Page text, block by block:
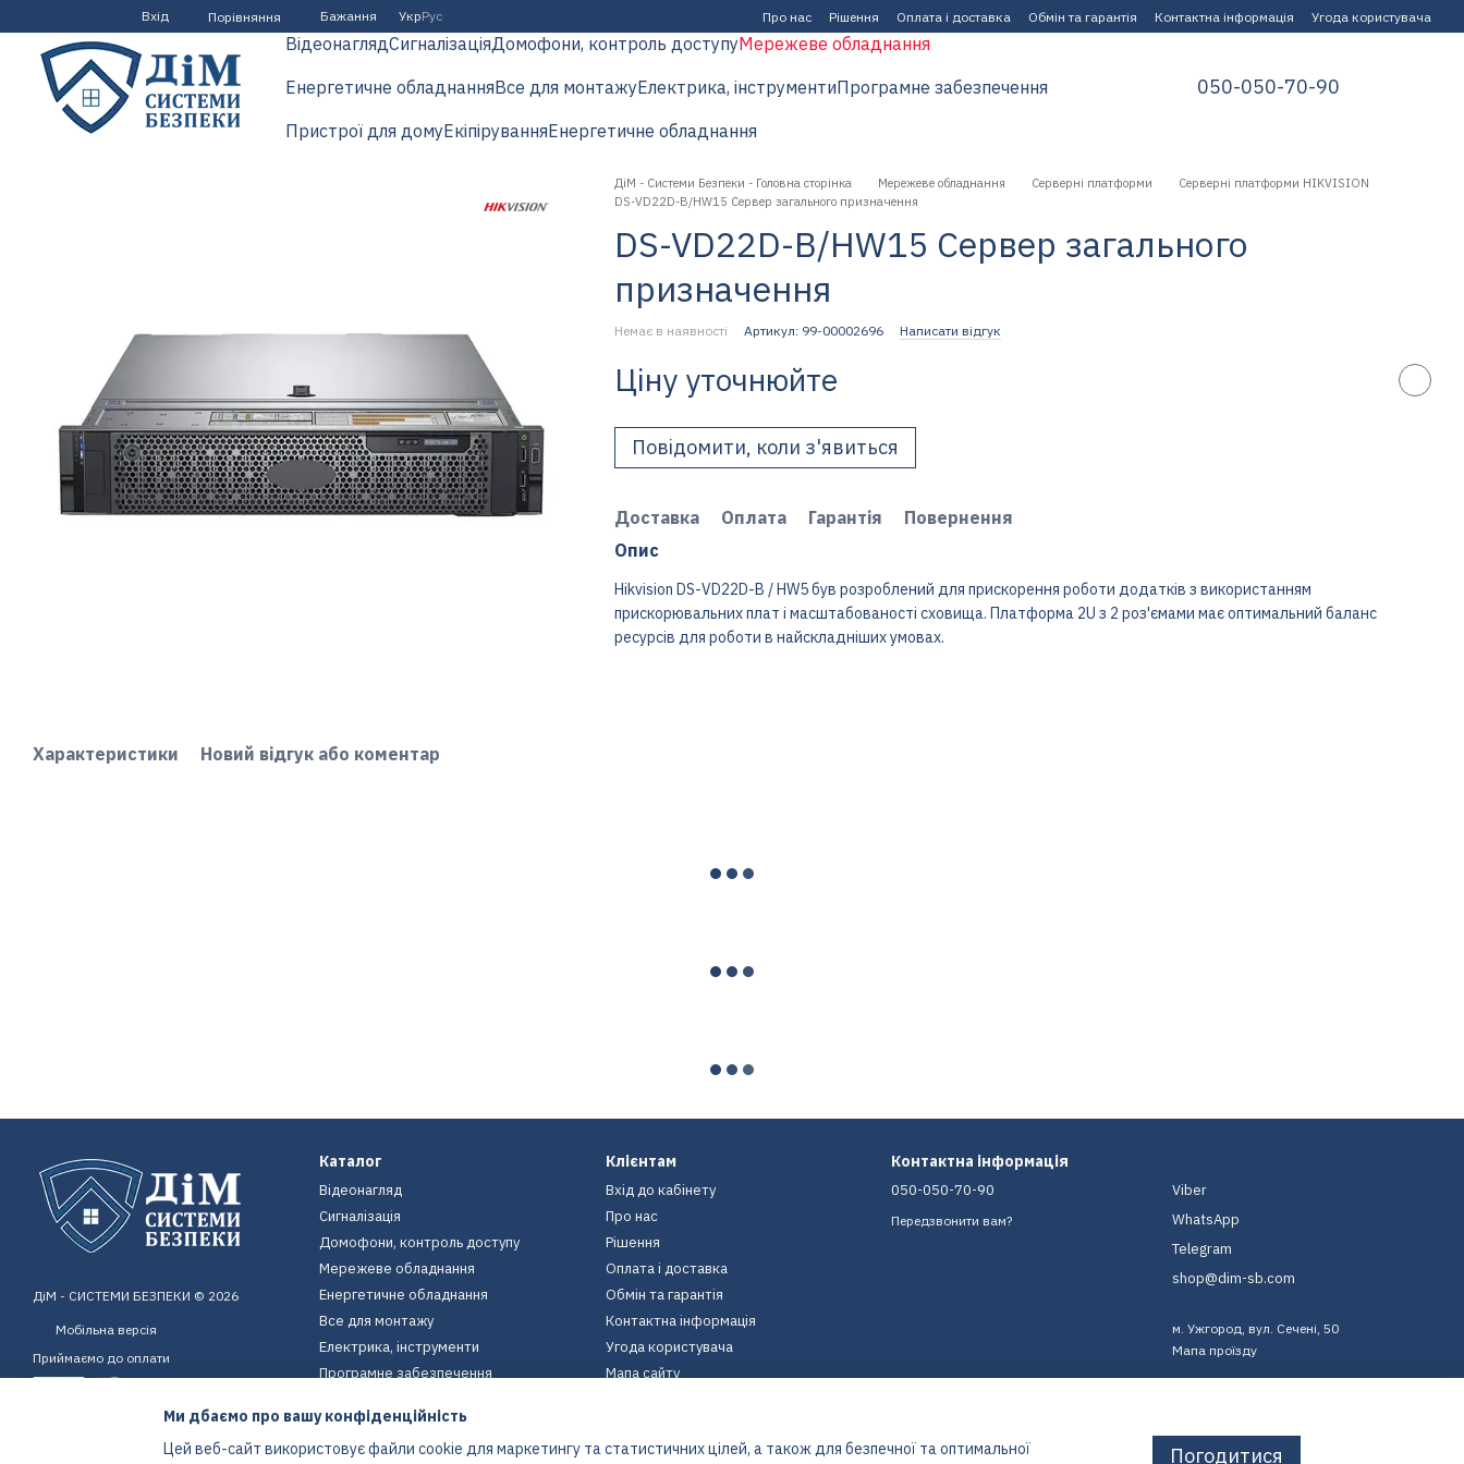
Перейти до основного контенту
Вхід Порівняння Бажання УкрРус Про нас Рішення Оплата і доставка Обмін та гарантія Контактна інформація Угода користувача
ВідеонаглядСигналізаціяДомофони, контроль доступуМережеве обладнання
Енергетичне обладнанняВсе для монтажуЕлектрика, інструментиПрограмне забезпечення
Пристрої для домуЕкіпіруванняЕнергетичне обладнання
050-050-70-90
Характеристики Новий відгук або коментар
ДіМ - Системи Безпеки - Головна сторінка Мережеве обладнання Серверні платформи
Серверні платформи HIKVISION
DS-VD22D-B/HW15 Сервер загального призначення
DS-VD22D-B/HW15 Сервер загального
призначення
Немає в наявності Артикул: 99-00002696 Написати відгук
Ціну уточнюйте
Повідомити, коли з'явиться
Доставка Оплата Гарантія
Повернення
Опис
Hikvision DS-VD22D-B / HW5 був розроблений для прискорення роботи додатків з використанням
прискорювальних плат і масштабованості сховища. Платформа 2U з 2 роз'ємами має оптимальний баланс
ресурсів для роботи в найскладніших умовах.
ДіМ - СИСТЕМИ БЕЗПЕКИ © 2026
Мобільна версія
Приймаємо до оплати
Каталог
Відеонагляд
Сигналізація
Домофони, контроль доступу
Мережеве обладнання
Енергетичне обладнання
Все для монтажу
Електрика, інструменти
Програмне забезпечення
Екіпірування
Енергетичне обладнання
Клієнтам
Вхід до кабінету
Про нас
Рішення
Оплата і доставка
Обмін та гарантія
Контактна інформація
Угода користувача
Мапа сайту
Контактна інформація
050-050-70-90
Передзвонити вам?
Viber
WhatsApp
Telegram
shop@dim-sb.com
м. Ужгород, вул. Сечені, 50
Мапа проїзду
Ми дбаємо про вашу конфіденційність
Цей веб-сайт використовує файли cookie для маркетингу та статистичних цілей, а також для безпечної та оптимальної
Погодитися